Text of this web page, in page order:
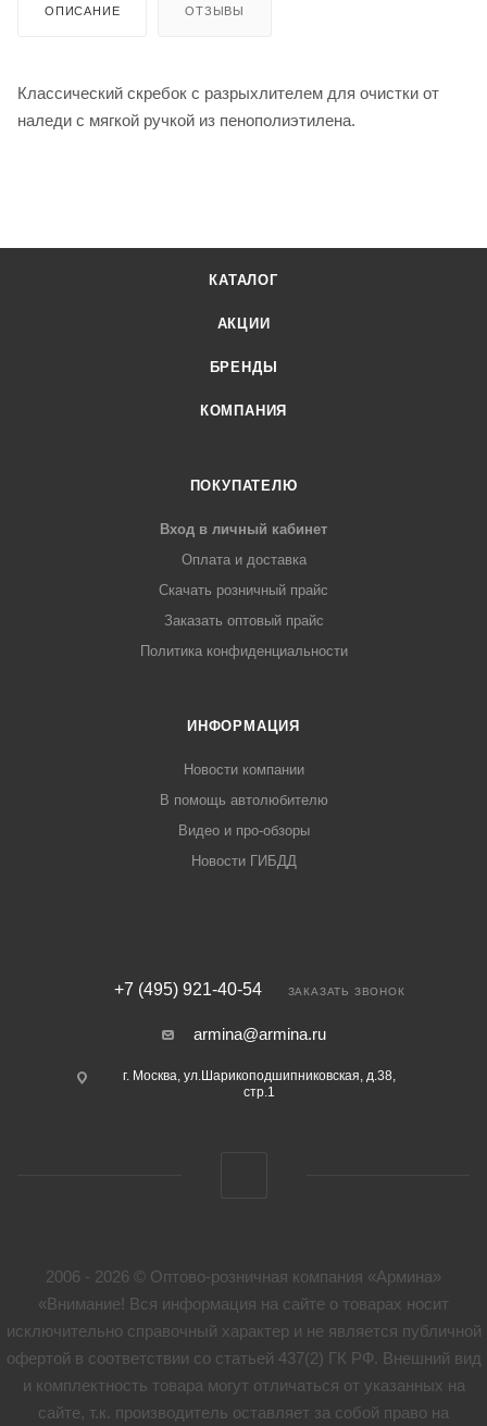
ОПИСАНИЕ ОТЗЫВЫ
Классический скребок c разрыхлителем для очистки от
наледи с мягкой ручкой из пенополиэтилена.
КАТАЛОГ
АКЦИИ
БРЕНДЫ
КОМПАНИЯ
ПОКУПАТЕЛЮ
Вход в личный кабинет
Оплата и доставка
Скачать розничный прайс
Заказать оптовый прайс
Политика конфиденциальности
ИНФОРМАЦИЯ
Новости компании
В помощь автолюбителю
Видео и про-обзоры
Новости ГИБДД
+7 (495) 921-40-54 ЗАКАЗАТЬ ЗВОНОК
armina@armina.ru
г. Москва, ул.Шарикоподшипниковская, д.38,
стр.1
2006 - 2026 © Оптово-розничная компания «Армина»
«Внимание! Вся информация на сайте о товарах носит
исключительно справочный характер и не является публичной
офертой в соответствии со статьей 437(2) ГК РФ. Внешний вид
и комплектность товара могут отличаться от указанных на
сайте, т.к. производитель оставляет за собой право на